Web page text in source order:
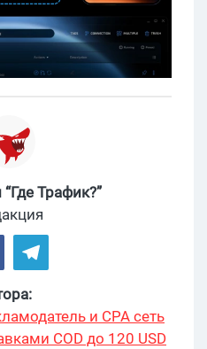
Трафик?”
и CPA сеть
COD до 120 USD